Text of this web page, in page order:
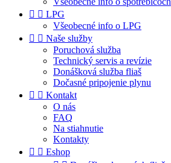
  LPG
Všeobecné info o LPG
  Naše služby
Poruchová služba
Technický servis a revízie
Donášková služba fliaš
Dočasné pripojenie plynu
  Kontakt
O nás
FAQ
Na stiahnutie
Kontakty
  Eshop